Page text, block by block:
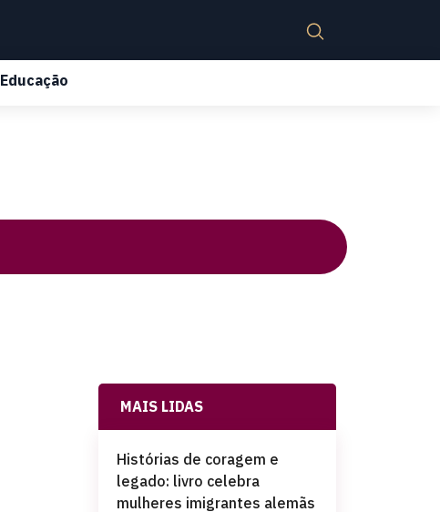
Educação
MAIS LIDAS
Histórias de coragem e
legado: livro celebra
mulheres imigrantes alemãs